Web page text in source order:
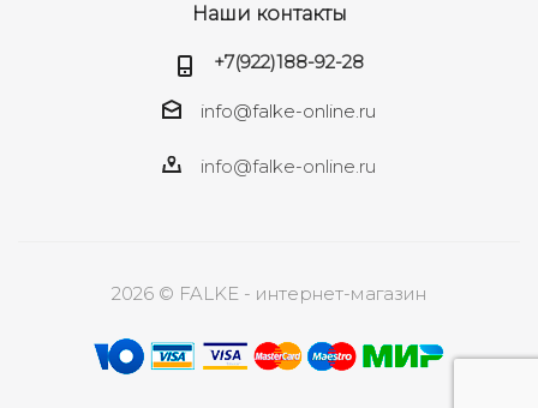
Наши контакты
+7(922)188-92-28
info@falke-online.ru
info@falke-online.ru
2026 © FALKE - интернет-магазин